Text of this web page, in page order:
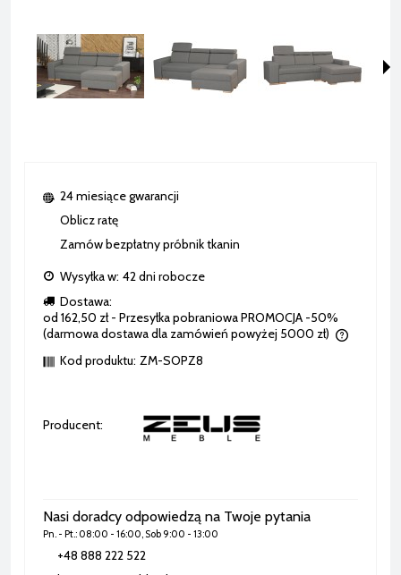
24 miesiące gwarancji
Oblicz ratę
Zamów bezpłatny próbnik tkanin
Wysyłka w: 42 dni robocze
Dostawa:
od 162,50 zł - Przesyłka pobraniowa PROMOCJA -50%
(darmowa dostawa dla zamówień powyżej 5000 zł)
Cena nie zawiera ewentualnych kosztów płatności
Kod produktu: ZM-SOPZ8
Producent:
Nasi doradcy odpowiedzą na Twoje pytania
Pn. - Pt.: 08:00 - 16:00, Sob 9:00 - 13:00
+48 888 222 522